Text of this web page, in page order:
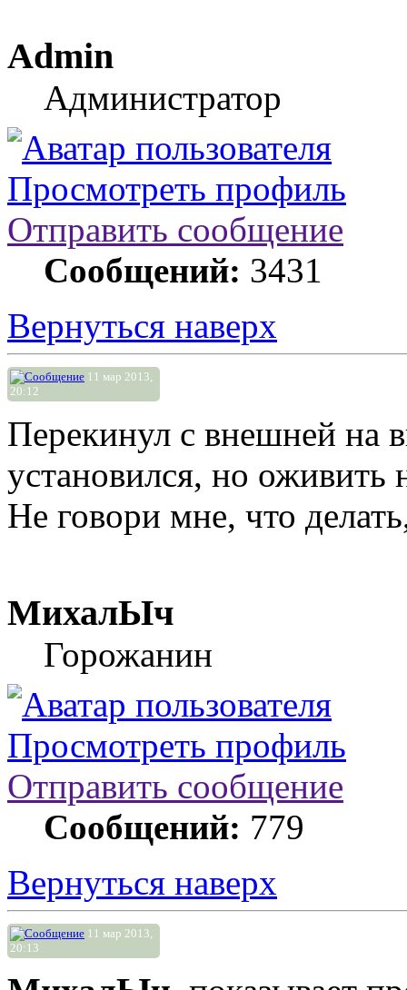
Admin
Администратор
Просмотреть профиль
Отправить сообщение
Сообщений: 3431
Вернуться наверх
11 мар 2013,
20:12
Перекинул с внешней на
установился, но оживить
Не говори мне, что
МихалЫч
Горожанин
Просмотреть профиль
Отправить сообщение
Сообщений: 779
Вернуться наверх
11 мар 2013,
20:13